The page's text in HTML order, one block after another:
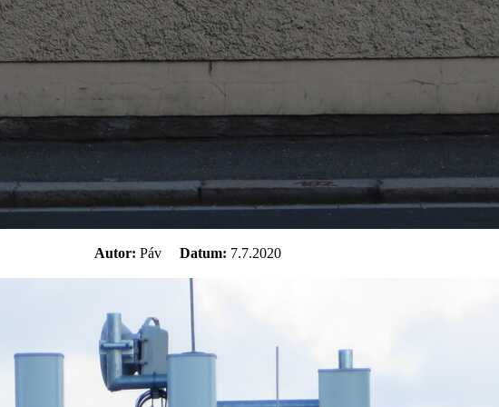
Autor: Páv Datum: 7.7.2020